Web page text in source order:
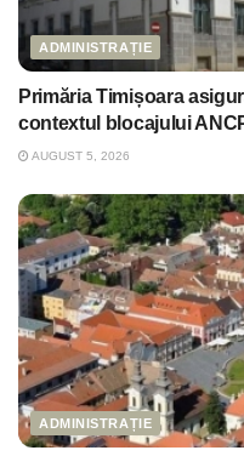
ADMINISTRAȚIE
Primăria Timișoara
contextul blocajului
AUGUST 5, 2026
ADMINISTRAȚIE